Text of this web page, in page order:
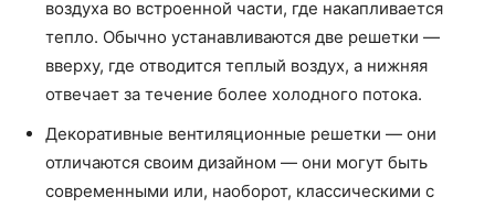
воздуха во встроенной части, где накапливается
тепло. Обычно устанавливаются две решетки —
вверху, где отводится теплый воздух, а нижняя
отвечает за течение более холодного потока.
Декоративные вентиляционные решетки — они
отличаются своим дизайном — они могут быть
современными или, наоборот, классическими с